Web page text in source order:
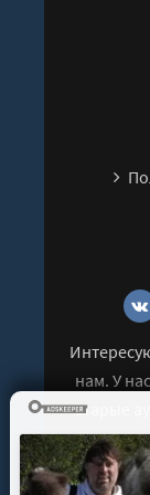
нам. У
старые